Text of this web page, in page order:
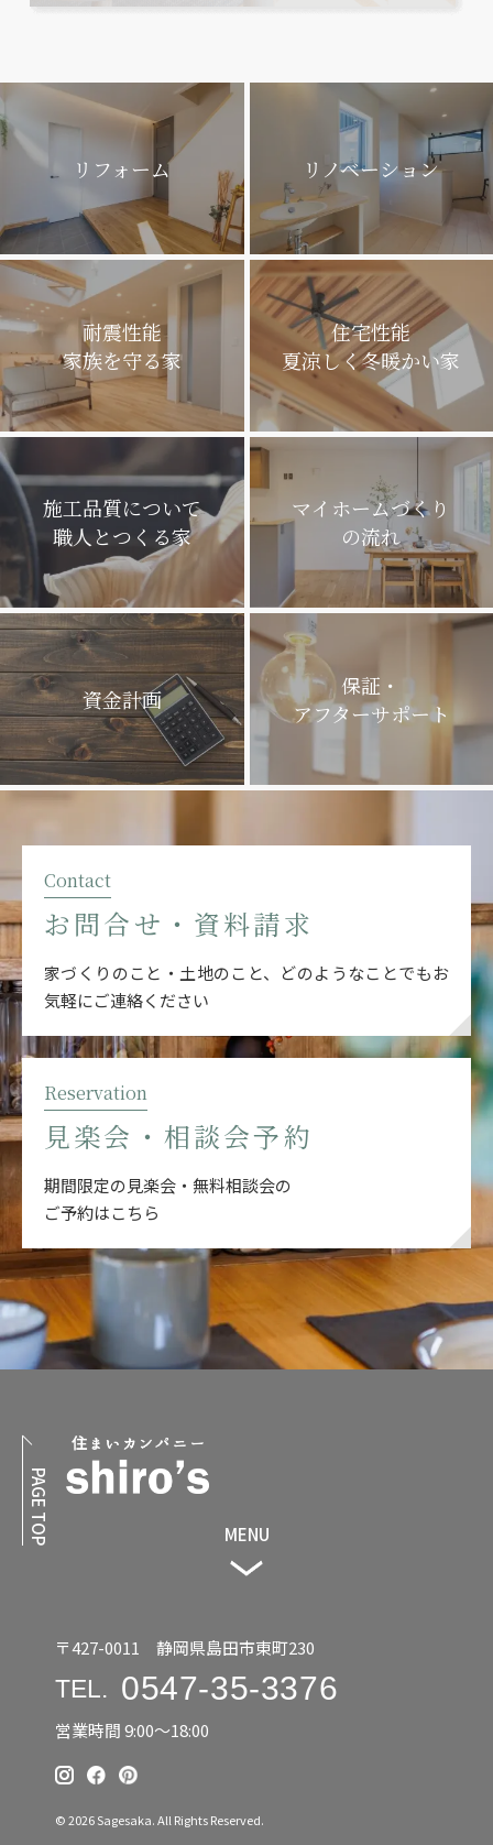
リフォーム リノベーション
耐震性能
家族を守る家
住宅性能
夏涼しく冬暖かい家
施工品質について
職人とつくる家
マイホームづくり
の流れ
資金計画
保証・
アフターサポート
Contact
お問合せ・資料請求
家づくりのこと・土地のこと、どのようなことでもお
気軽にご連絡ください
Reservation
見楽会・相談会予約
期間限定の見楽会・無料相談会の
ご予約はこちら
MENU
〒427-0011 静岡県島田市東町230
TEL. 0547-35-3376
営業時間 9:00〜18:00
PAGE TOP
© 2026 Sagesaka. All Rights Reserved.